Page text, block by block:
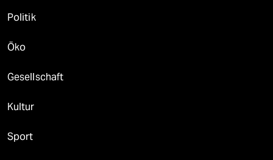
Politik
Öko
Gesellschaft
Kultur
Sport